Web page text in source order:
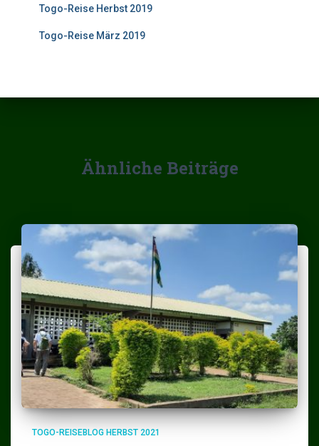
Togo-Reise Herbst 2019
Togo-Reise März 2019
Ähnliche Beiträge
TOGO-REISEBLOG HERBST 2021